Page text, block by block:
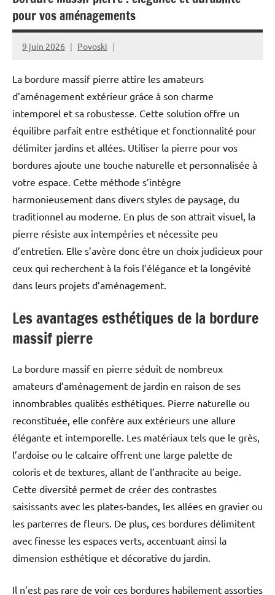
pour vos aménagements
9 juin 2026 Povoski
La bordure massif pierre attire les amateurs
d’aménagement extérieur grâce à son charme
intemporel et sa robustesse. Cette solution offre un
équilibre parfait entre esthétique et fonctionnalité pour
délimiter jardins et allées. Utiliser la pierre pour vos
bordures ajoute une touche naturelle et personnalisée à
votre espace. Cette méthode s’intègre
harmonieusement dans divers styles de paysage, du
traditionnel au moderne. En plus de son attrait visuel, la
pierre résiste aux intempéries et nécessite peu
d’entretien. Elle s’avère donc être un choix judicieux pour
ceux qui recherchent à la fois l’élégance et la longévité
dans leurs projets d’aménagement.
Les avantages esthétiques de la bordure
massif pierre
La bordure massif en pierre séduit de nombreux
amateurs d’aménagement de jardin en raison de ses
innombrables qualités esthétiques. Pierre naturelle ou
reconstituée, elle confère aux extérieurs une allure
élégante et intemporelle. Les matériaux tels que le grès,
l’ardoise ou le calcaire offrent une large palette de
coloris et de textures, allant de l’anthracite au beige.
Cette diversité permet de créer des contrastes
saisissants avec les plates-bandes, les allées en gravier ou
les parterres de fleurs. De plus, ces bordures délimitent
avec finesse les espaces verts, accentuant ainsi la
dimension esthétique et décorative du jardin.
Il n’est pas rare de voir ces bordures habilement assorties